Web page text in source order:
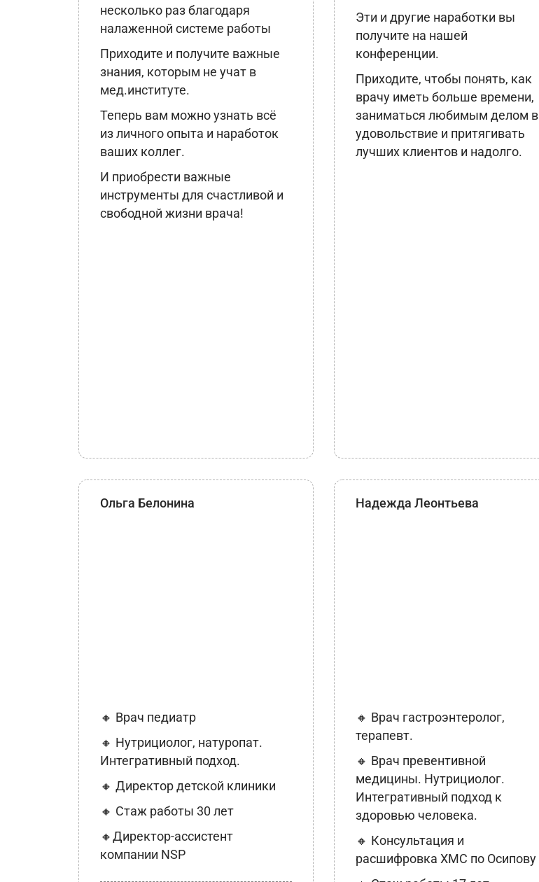
несколько раз благодаря
налаженной системе работы
Приходите и получите важные
знания, которым не учат в
мед.институте.
Теперь вам можно узнать всё
из личного опыта и наработок
ваших коллег.
И приобрести важные
инструменты для счастливой и
свободной жизни врача!
Эти и другие наработки вы
получите на нашей
конференции.
Приходите, чтобы понять, как
врачу иметь больше времени,
заниматься любимым делом в
удовольствие и притягивать
лучших клиентов и надолго.
Ольга Белонина
🔸 Врач педиатр
🔸 Нутрициолог, натуропат.
Интегративный подход.
🔸 Директор детской клиники
🔸 Стаж работы 30 лет
🔸Директор-ассистент
компании NSP
Надежда Леонтьева
🔸 Врач гастроэнтеролог,
терапевт.
🔸 Врач превентивной
медицины. Нутрициолог.
Интегративный подход к
здоровью человека.
🔸 Консультация и
расшифровка ХМС по Осипову